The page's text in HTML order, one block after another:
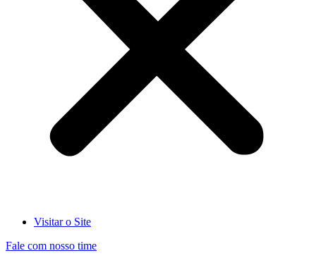
Visitar o Site
Fale com nosso time